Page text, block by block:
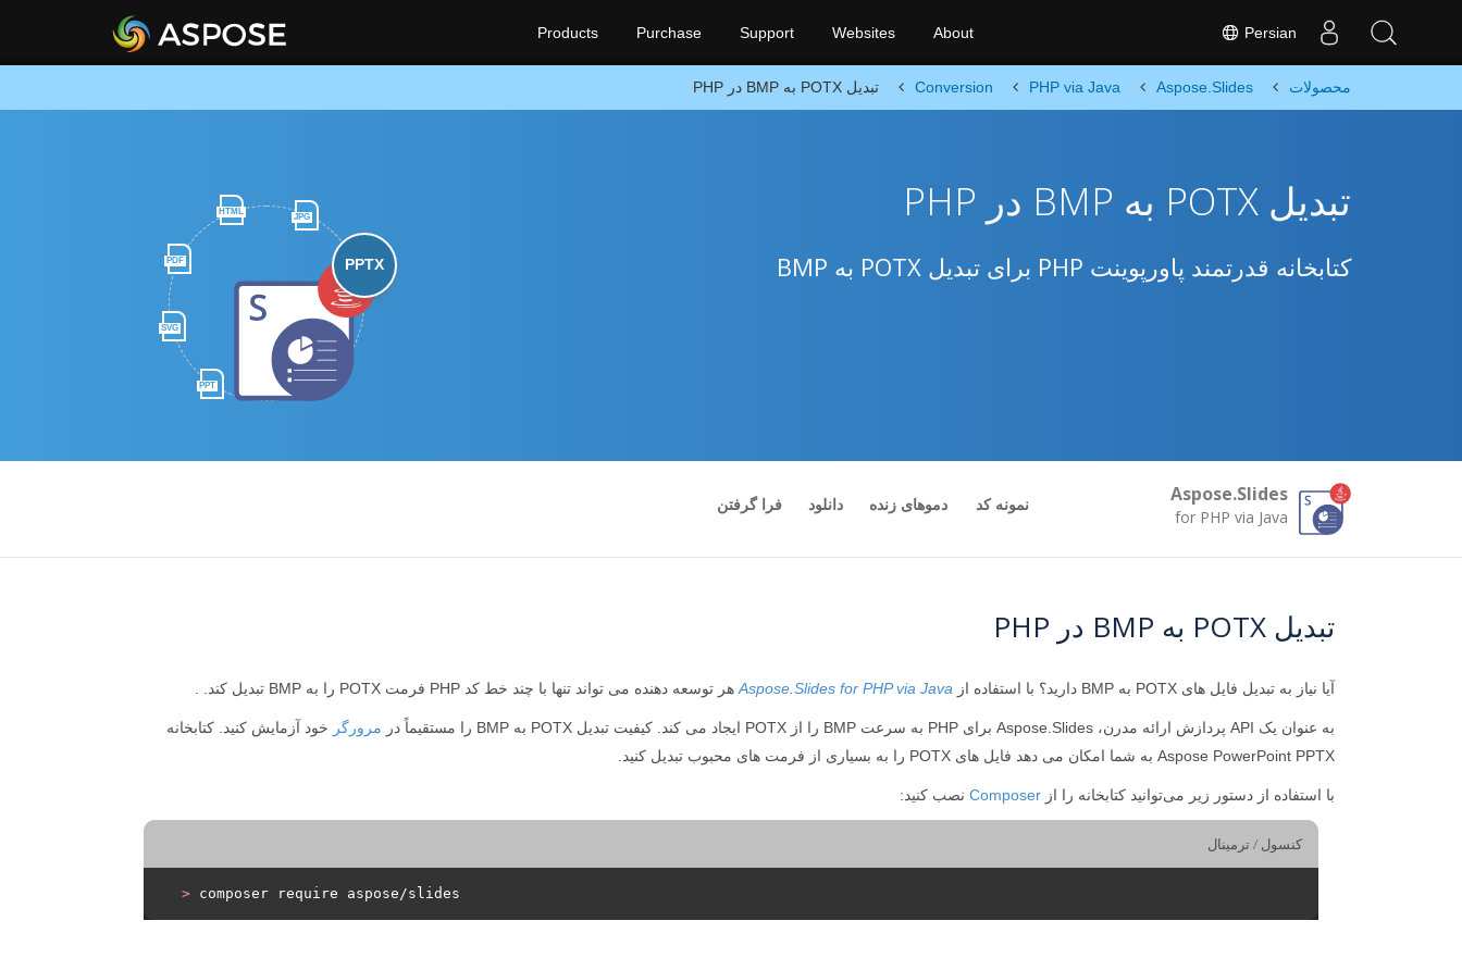
Persian
Products Purchase Support Websites About
محصولات Aspose.Slides
PHP via Java
Conversion تبدیل POTX به BMP در PHP
HTML
JPG
PDF
SVG
PPT
PPTX
تبدیل POTX به BMP در PHP
کتابخانه قدرتمند پاورپوینت PHP برای تبدیل POTX به BMP
Aspose.Slides
for PHP via Java
نمونه کد دموهای زنده دانلود فرا گرفتن
تبدیل POTX به BMP در PHP
آیا نیاز به تبدیل فایل های POTX به BMP دارید؟ با استفاده از Aspose.Slides for PHP via Java هر توسعه دهنده می تواند تنها با چند خط کد PHP فرمت POTX را به BMP تبدیل کند. .
به عنوان یک API پردازش ارائه مدرن، Aspose.Slides برای PHP به سرعت BMP را از POTX ایجاد می کند. کیفیت تبدیل POTX به BMP را مستقیماً در مرورگر خود آزمایش کنید. کتابخانه
Aspose PowerPoint PPTX به شما امکان می دهد فایل های POTX را به بسیاری از فرمت های محبوب تبدیل کنید.
با استفاده از دستور زیر می‌توانید کتابخانه را از Composer نصب کنید:
کنسول / ترمینال
> composer require aspose/slides